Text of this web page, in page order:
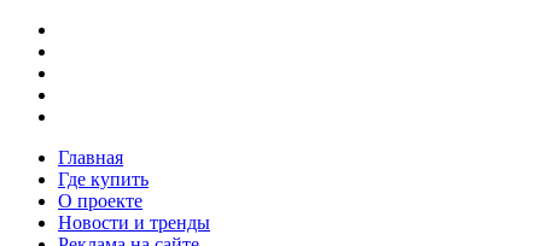
Главная
Где купить
О проекте
Новости и тренды